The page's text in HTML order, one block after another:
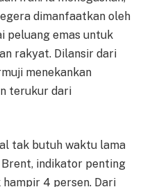
dimanfaatkan oleh
peluang emas untuk
rakyat. Dilansir dari
menekankan
terukur dari
tak butuh waktu lama
indikator penting
4 persen. Dari